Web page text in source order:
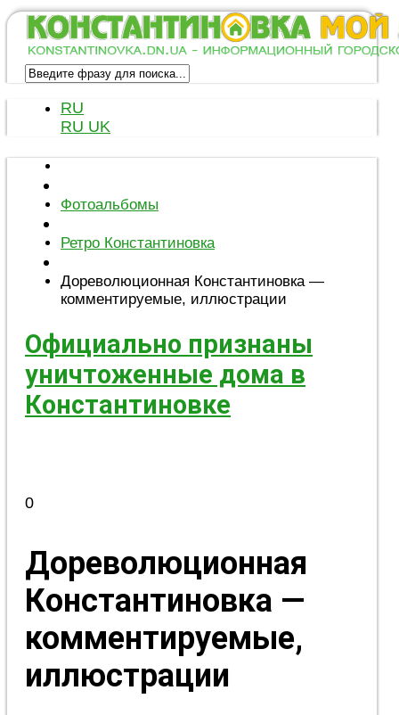
RU
RU UK
Фотоальбомы
Ретро Константиновка
Дореволюционная Константиновка —
комментируемые, иллюстрации
Официально признаны
уничтоженные дома в
Константиновке
0
Дореволюционная
Константиновка —
комментируемые,
иллюстрации